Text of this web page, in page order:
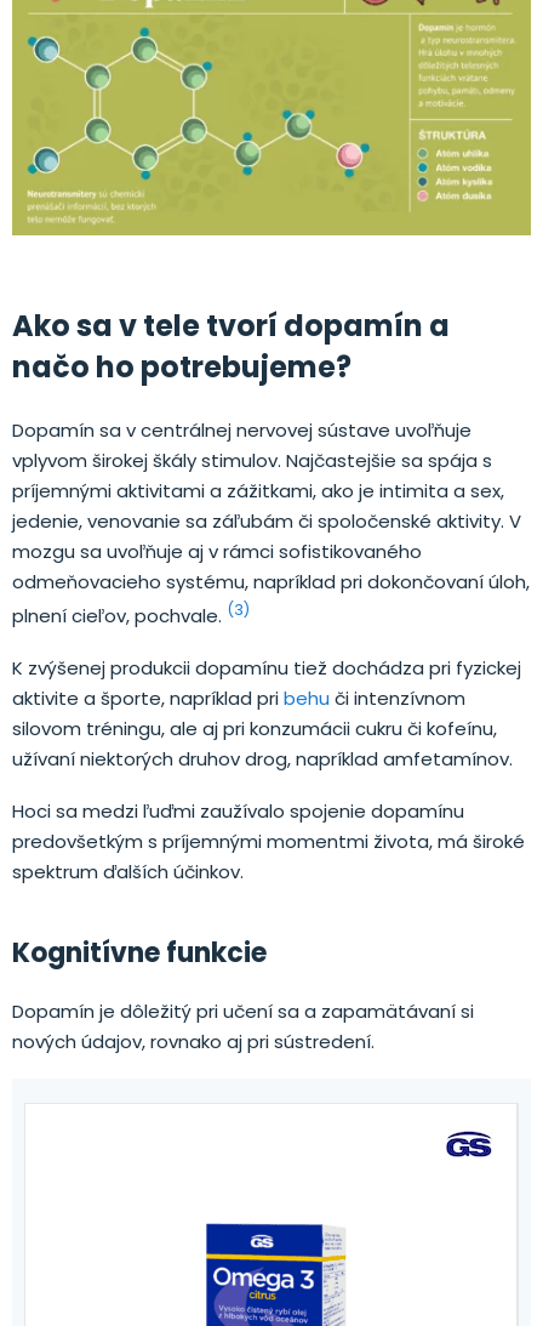
Ako sa v tele tvorí dopamín a
načo ho potrebujeme?
Dopamín sa v centrálnej nervovej sústave uvoľňuje
vplyvom širokej škály stimulov. Najčastejšie sa spája s
príjemnými aktivitami a zážitkami, ako je intimita a sex,
jedenie, venovanie sa záľubám či spoločenské aktivity. V
mozgu sa uvoľňuje aj v rámci sofistikovaného
odmeňovacieho systému, napríklad pri dokončovaní úloh,
plnení cieľov, pochvale. (3)
K zvýšenej produkcii dopamínu tiež dochádza pri fyzickej
aktivite a športe, napríklad pribehu či intenzívnom
silovom tréningu, ale aj pri konzumácii cukru či kofeínu,
užívaní niektorých druhov drog, napríklad amfetamínov.
Hoci sa medzi ľuďmi zaužívalo spojenie dopamínu
predovšetkým s príjemnými momentmi života, má široké
spektrum ďalších účinkov.
Kognitívne funkcie
Dopamín je dôležitý pri učení sa a zapamätávaní si
nových údajov, rovnako aj pri sústredení.